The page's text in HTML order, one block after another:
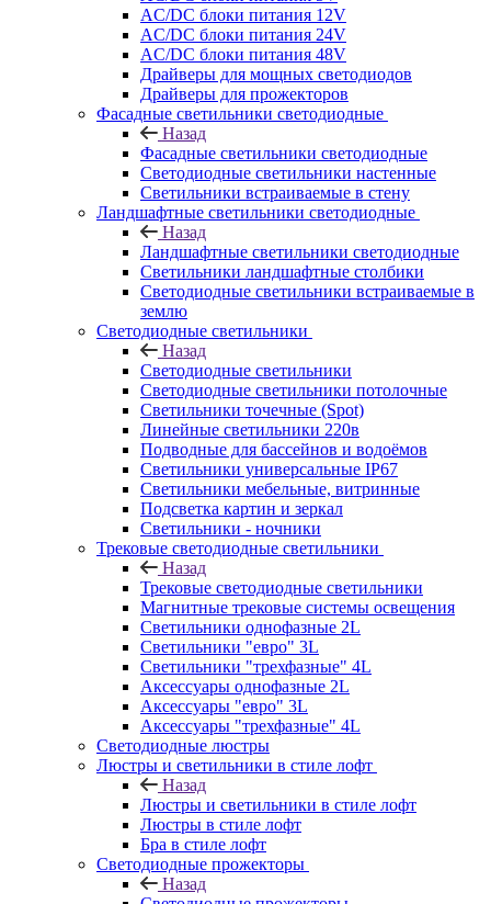
AC/DC блоки питания 12V
AC/DC блоки питания 24V
AC/DC блоки питания 48V
Драйверы для мощных светодиодов
Драйверы для прожекторов
Фасадные светильники светодиодные
Назад
Фасадные светильники светодиодные
Светодиодные светильники настенные
Светильники встраиваемые в стену
Ландшафтные светильники светодиодные
Назад
Ландшафтные светильники светодиодные
Светильники ландшафтные столбики
Светодиодные светильники встраиваемые в
землю
Светодиодные светильники
Назад
Светодиодные светильники
Светодиодные светильники потолочные
Светильники точечные (Spot)
Линейные светильники 220в
Подводные для бассейнов и водоёмов
Светильники универсальные IP67
Светильники мебельные, витринные
Подсветка картин и зеркал
Светильники - ночники
Трековые светодиодные светильники
Назад
Трековые светодиодные светильники
Магнитные трековые системы освещения
Светильники однофазные 2L
Светильники "евро" 3L
Светильники "трехфазные" 4L
Аксессуары однофазные 2L
Аксессуары "евро" 3L
Аксессуары "трехфазные" 4L
Светодиодные люстры
Люстры и светильники в стиле лофт
Назад
Люстры и светильники в стиле лофт
Люстры в стиле лофт
Бра в стиле лофт
Светодиодные прожекторы
Назад